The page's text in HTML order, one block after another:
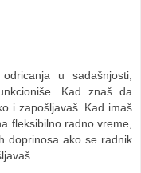
u sadašnjosti,
Kad znaš da
i zapošljavaš. Kad imaš
fleksibilno radno vreme,
doprinosa ako se radnik